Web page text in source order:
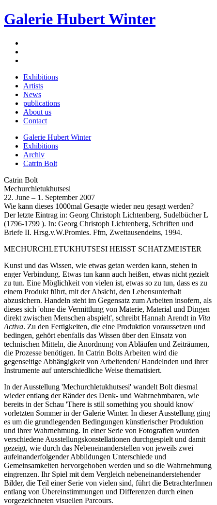
Galerie Hubert Winter
Exhibitions
Artists
News
publications
About us
Contact
Galerie Hubert Winter
Exhibitions
Archiv
Catrin Bolt
Catrin Bolt
Mechurch­letukhutsesi
22. June – 1. September 2007
Wie kann dieses 1000mal Gesagte wieder neu gesagt werden?
Der letzte Eintrag in: Georg Christoph Lichtenberg, Sudelbücher L
(1796-1799 ). In: Georg Christoph Lichtenberg, Schriften und
Briefe II. Hrsg.v.W.Promies. Ffm, Zweitausendeins, 1994.
MECHURCHLETUKHUTSESI HEISST SCHATZMEISTER
Kunst und das Wissen, wie etwas getan werden kann, stehen in
enger Verbindung. Etwas tun kann auch heißen, etwas nicht gezielt
zu tun. Eine Möglichkeit von vielen ist, etwas so zu tun, dass es zu
einem Produkt führt, mit der Absicht, den Lebensunterhalt
abzusichern. Handeln steht im Gegensatz zum Arbeiten insofern, als
dieses sich 'ohne die Vermittlung von Materie, Material und Dingen
direkt zwischen Menschen abspielt', schreibt Hannah Arendt in Vita
Activa. Zu den Fertigkeiten, die eine Produktion voraussetzen und
bedingen, gehört ebenfalls das Wissen über den Einsatz von
technischen Mitteln, die Anordnung von Abläufen und Zeiträumen,
die Prozesse benötigen. In Catrin Bolts Arbeiten wird die
gegenseitige Abhängigkeit von Arbeitenden/ Handelnden und ihrer
Instrumente auf unterschiedliche Weise thematisiert.
In der Ausstellung 'Mechurchletukhutsesi' wandelt Bolt diesmal
wieder entlang der Ränder des Denk- und Wahrnehmbaren, wie
bereits in der Schau 'There is still something you should know'
vorletzten Sommer in der Galerie Winter. In dieser Ausstellung ging
es um die grundlegenden Bedingungen künstlerischer Produktion
und ihrer Wahrnehmung. In einer Serie von Fotografien wurden
verschiedene Ausstellungskonstellationen durchgespielt und damit
gezeigt, wie durch das Nebeneinanderstellen von jeweils zwei
aufeinanderfolgender Abbildungen Unterschiede und
Gemeinsamkeiten hervorgehoben werden und so die Wahrnehmung
eingrenzen. Ihr Spiel mit dem Vergleich nebeneinanderstehender
Bilder, die Teil einer Serie von vielen sind, führt die BetrachterInnen
entlang von Übereinstimmungen und Differenzen durch einen
vorgezeichneten visuellen Parcours.